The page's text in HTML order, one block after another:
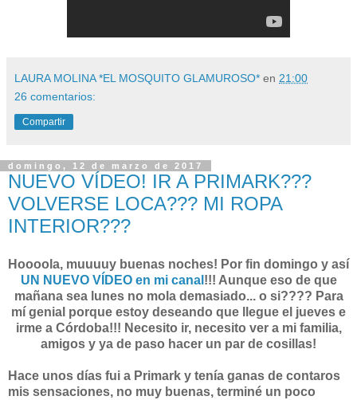
LAURA MOLINA *EL MOSQUITO GLAMUROSO* en 21:00
26 comentarios:
Compartir
domingo, 12 de marzo de 2017
NUEVO VÍDEO! IR A PRIMARK???
VOLVERSE LOCA??? MI ROPA
INTERIOR???
Hoooola, muuuuy buenas noches! Por fin domingo y así
UN NUEVO VÍDEO en mi canal !!! Aunque eso de que
mañana sea lunes no mola demasiado... o si???? Para
mí genial porque estoy deseando que llegue el jueves e
irme a Córdoba!!! Necesito ir, necesito ver a mi familia,
amigos y ya de paso hacer un par de cosillas!
Hace unos días fui a Primark y tenía ganas de contaros
mis sensaciones, no muy buenas, terminé un poco